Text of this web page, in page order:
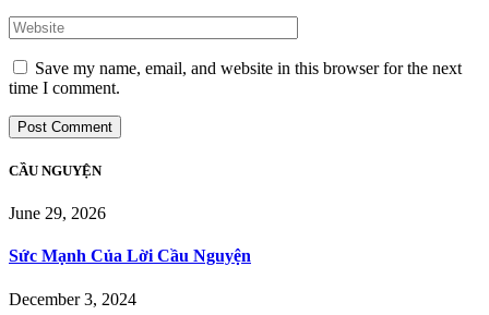
Save my name, email, and website in this browser for the next
time I comment.
CẦU NGUYỆN
June 29, 2026
Sức Mạnh Của Lời Cầu Nguyện
December 3, 2024